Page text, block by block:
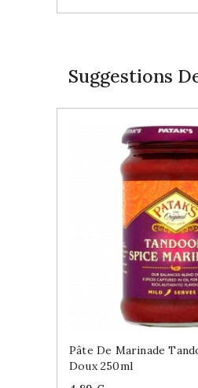
Suggestions
Pâte De Marinade
Doux 250ml